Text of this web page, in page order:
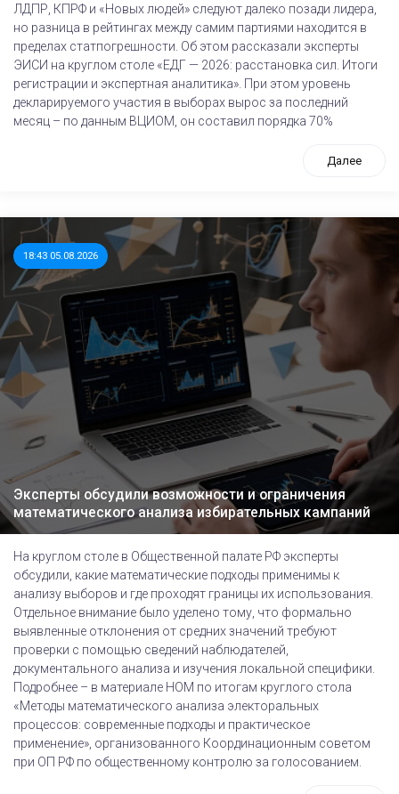
ЛДПР, КПРФ и «Новых людей» следуют далеко позади лидера,
но разница в рейтингах между самим партиями находится в
пределах статпогрешности. Об этом рассказали эксперты
ЭИСИ на круглом столе «ЕДГ — 2026: расстановка сил. Итоги
регистрации и экспертная аналитика». При этом уровень
декларируемого участия в выборах вырос за последний
месяц – по данным ВЦИОМ, он составил порядка 70%
Далее
18:43 05.08.2026
Эксперты обсудили возможности и ограничения
математического анализа избирательных кампаний
На круглом столе в Общественной палате РФ эксперты
обсудили, какие математические подходы применимы к
анализу выборов и где проходят границы их использования.
Отдельное внимание было уделено тому, что формально
выявленные отклонения от средних значений требуют
проверки с помощью сведений наблюдателей,
документального анализа и изучения локальной специфики.
Подробнее – в материале НОМ по итогам круглого стола
«Методы математического анализа электоральных
процессов: современные подходы и практическое
применение», организованного Координационным советом
при ОП РФ по общественному контролю за голосованием.